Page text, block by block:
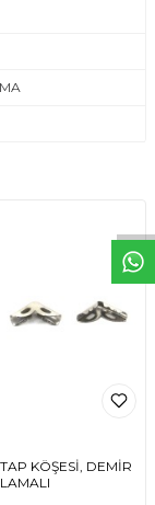
KÖŞESİ, DEMİR